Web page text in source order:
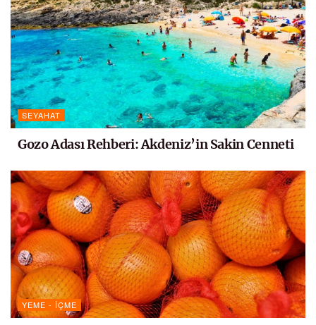
SEYAHAT
Gozo Adası Rehberi: Akdeniz’in Sakin Cenneti
YEME - İÇME